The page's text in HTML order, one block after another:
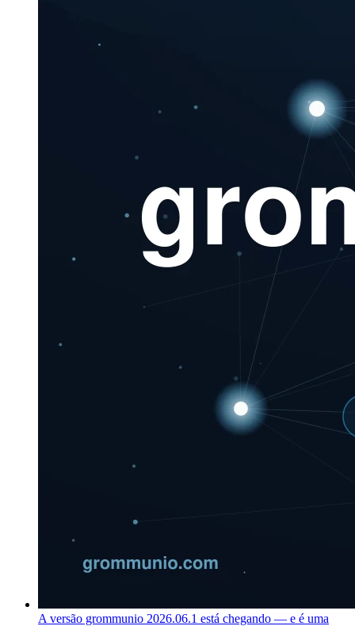
A versão grommunio 2026.06.1 está chegando — e é uma